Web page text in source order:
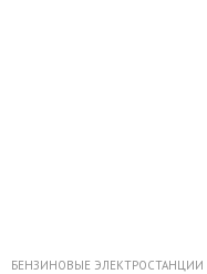
БЕНЗИНОВЫЕ ЭЛЕКТРОСТАНЦИИ